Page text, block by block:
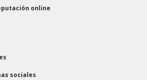
online
sociales